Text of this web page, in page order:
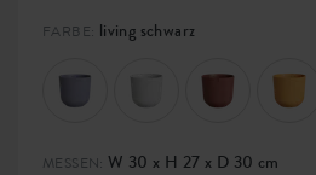
FARBE: living schwarz
MESSEN: W 30 x H 27 x D 30 cm